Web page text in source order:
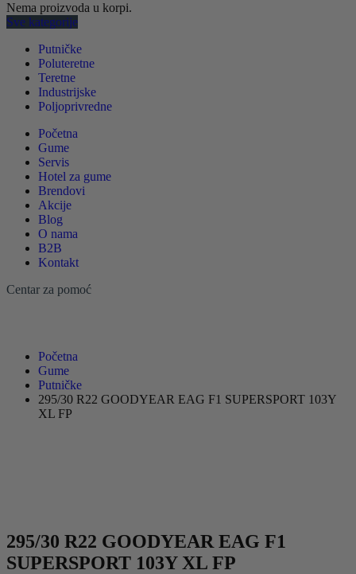
Nema proizvoda u korpi.
Sve kategorije
Putničke
Poluteretne
Teretne
Industrijske
Poljoprivredne
Početna
Gume
Servis
Hotel za gume
Brendovi
Akcije
Blog
O nama
B2B
Kontakt
Centar za pomoć
Početna
Gume
Putničke
295/30 R22 GOODYEAR EAG F1 SUPERSPORT 103Y
XL FP
295/30 R22 GOODYEAR EAG F1
SUPERSPORT 103Y XL FP